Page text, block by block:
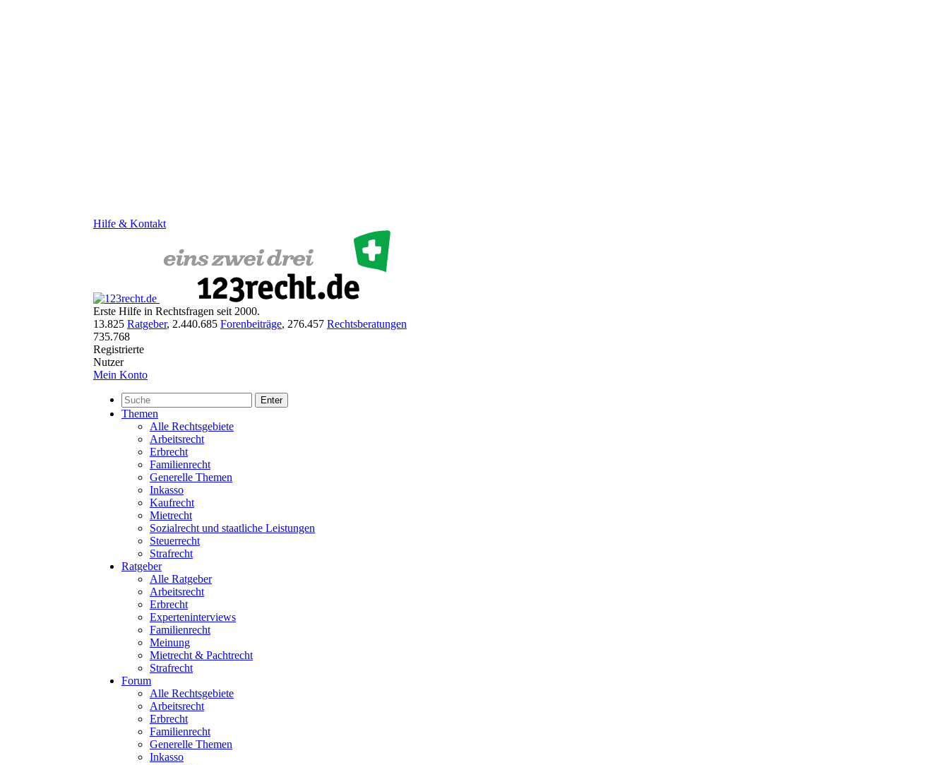
Hilfe & Kontakt
Erste Hilfe in Rechtsfragen seit 2000.
13.825 Ratgeber, 2.440.685 Forenbeiträge, 276.457 Rechtsberatungen
735.768
Registrierte
Nutzer
Mein Konto
Enter
Themen
Alle Rechtsgebiete
Arbeitsrecht
Erbrecht
Familienrecht
Generelle Themen
Inkasso
Kaufrecht
Mietrecht
Sozialrecht und staatliche Leistungen
Steuerrecht
Strafrecht
Ratgeber
Alle Ratgeber
Arbeitsrecht
Erbrecht
Experteninterviews
Familienrecht
Meinung
Mietrecht & Pachtrecht
Strafrecht
Forum
Alle Rechtsgebiete
Arbeitsrecht
Erbrecht
Familienrecht
Generelle Themen
Inkasso